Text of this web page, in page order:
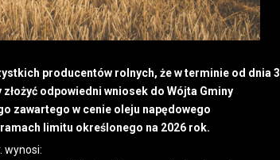
producentów rolnych, że w terminie od dnia 3
odpowiedni wniosek do Wójta Gminy
zawartego w cenie oleju napędowego
limitu określonego na 2026 rok.
wynosi: